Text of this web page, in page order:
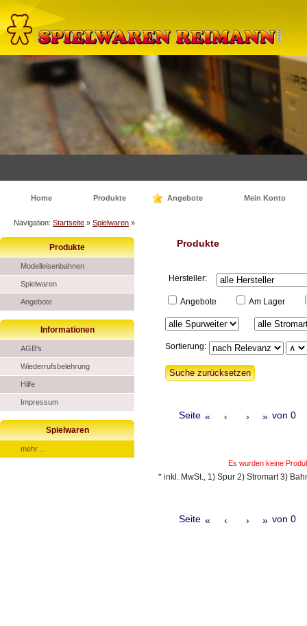
Home Produkte Angebote Mein Konto
Navigation: Startseite » Spielwaren »
Produkte
Modelleisenbahnen
Spielwaren
Angebote
Informationen
AGB's
Wiederrufsbelehrung
Hilfe
Impressum
Spielwaren
mehr ...
Produkte
Hersteller:
Angebote Am Lager
Sortierung:
Seite « ‹ › » von 0
Es wurden keine
* inkl. MwSt., 1) Spur 2) Stromart 3)
Seite « ‹ › » von 0